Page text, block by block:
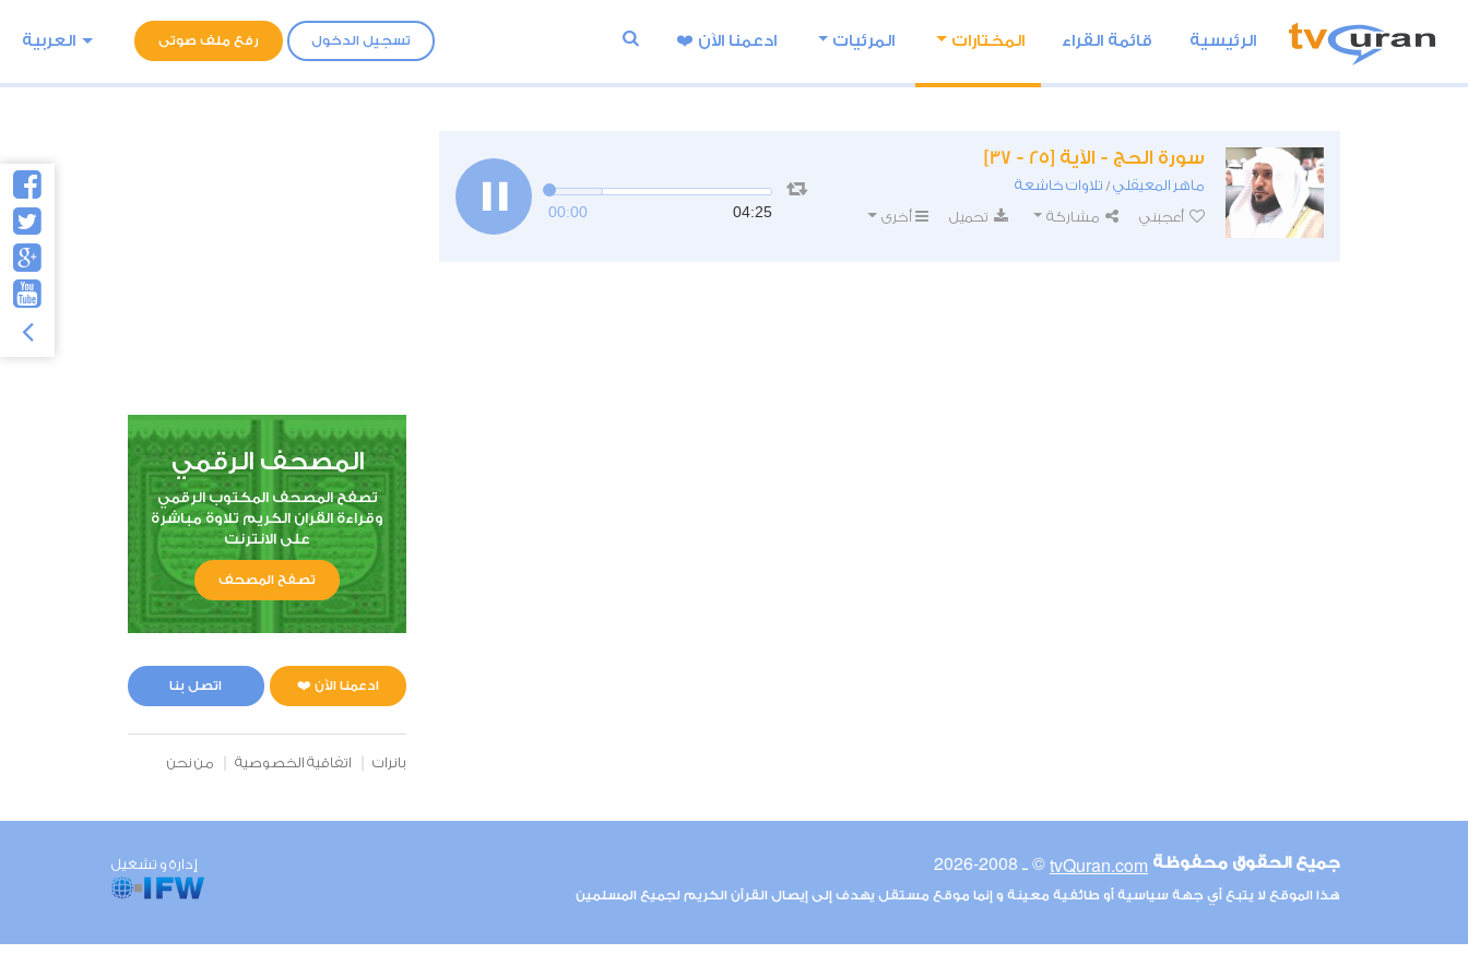
تسجيل الدخول رفع ملف صوتى العربية الرئيسية قائمة القراء المختارات المرئيات ادعمنا اﻵن ❤️
سورة الحج - الآية [25 - 37]
ماهر المعيقلي/ تلاوات خاشعة
أعجبني
مشاركة تحميل أخرى 00:00 04:25
المصحف الرقمي
تصفح المصحف المكتوب الرقمي
وقراءة القران الكريم تلاوة مباشرة
على الانترنت
تصفح المصحف
ادعمنا الآن ❤️ اتصل بنا
بانرات اتفاقية الخصوصية من نحن
جميع الحقوق محفوظة tvQuran.com© ـ 2008-2026
هذا الموقع لا يتبع أي جهة سياسية أو طائفية معينة و إنما موقع مستقل يهدف إلى إيصال القرآن الكريم لجميع المسلمين
إدارة و تشغيل